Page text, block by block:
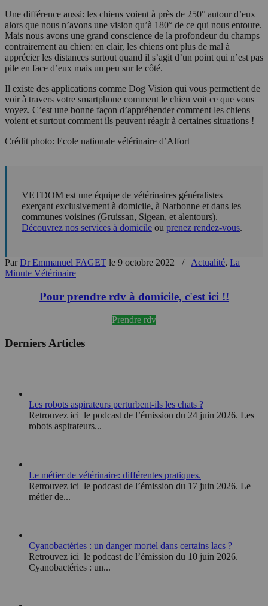
Une différence aussi: les chiens voient à près de 250° autour d’eux
alors que nous n’avons une vision qu’à 180° de ce qui nous entoure.
Mais nous avons une grand conscience de la profondeur du champs
contrairement au chien: en clair, les chiens ont plus de mal à
apprécier les distances surtout quand il s’agit d’un point qui n’est pas
pile en face d’eux mais un peu sur le côté.
Il existe des applications comme Dog Vision qui vous permettent de
voir à travers votre smartphone comment le chien voit ce que vous
voyez. C’est une bonne façon d’appréhender comment les chiens
voient et surtout comment ils peuvent réagir à certaines situations !
Crédit photo: Ecole nationale vétérinaire d’Alfort
VETDOM est une équipe de vétérinaires généralistes
exerçant exclusivement à domicile, à Narbonne et dans les
communes voisines (Gruissan, Sigean, et alentours).
Découvrez nos services à domicile ou prenez rendez-vous.
ParDr Emmanuel FAGET le 9 octobre 2022 / Actualité, La
Minute Vétérinaire
Pour prendre rdv à domicile, c'est ici !!
Prendre rdv
Derniers Articles
Les robots aspirateurs perturbent-ils les chats ?
Retrouvez ici le podcast de l’émission du 24 juin 2026. Les
robots aspirateurs...
Le métier de vétérinaire: différentes pratiques.
Retrouvez ici le podcast de l’émission du 17 juin 2026. Le
métier de...
Cyanobactéries : un danger mortel dans certains lacs ?
Retrouvez ici le podcast de l’émission du 10 juin 2026.
Cyanobactéries : un...